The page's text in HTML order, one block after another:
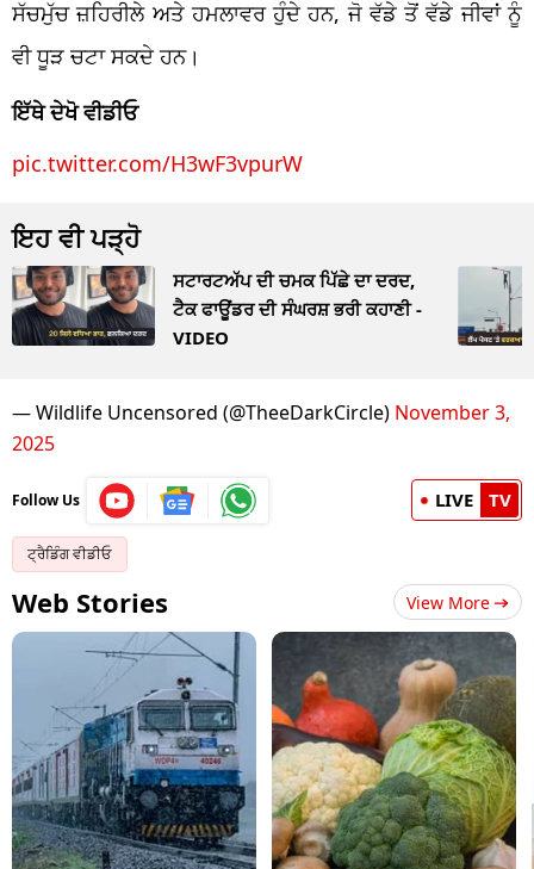
ਸੱਚਮੁੱਚ ਜ਼ਹਿਰੀਲੇ ਅਤੇ ਹਮਲਾਵਰ ਹੁੰਦੇ ਹਨ, ਜੋ ਵੱਡੇ ਤੋਂ ਵੱਡੇ ਜੀਵਾਂ ਨੂੰ
ਵੀ ਧੂੜ ਚਟਾ ਸਕਦੇ ਹਨ।
ਇੱਥੇ ਦੇਖੋ ਵੀਡੀਓ
pic.twitter.com/H3wF3vpurW
ਇਹ ਵੀ ਪੜ੍ਹੋ
ਸਟਾਰਟਅੱਪ ਦੀ ਚਮਕ ਪਿੱਛੇ ਦਾ ਦਰਦ,
ਟੈਕ ਫਾਊਂਡਰ ਦੀ ਸੰਘਰਸ਼ ਭਰੀ ਕਹਾਣੀ -
VIDEO
— Wildlife Uncensored (@TheeDarkCircle) November 3,
2025
Follow Us LIVE TV
ਟ੍ਰੈਡਿੰਗ ਵੀਡੀਓ
Web Stories View More